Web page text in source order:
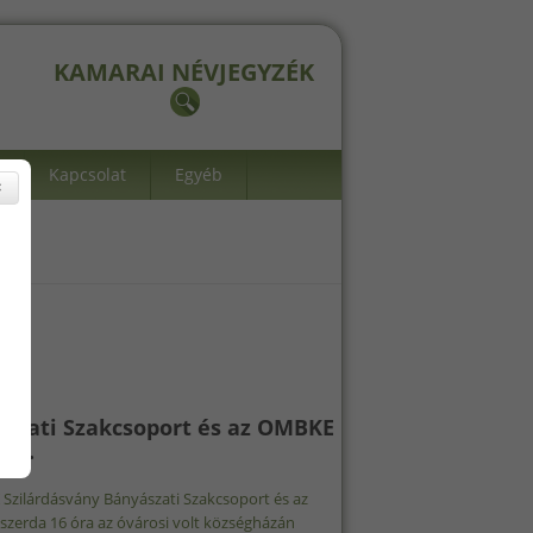
KAMARAI NÉVJEGYZÉK
Kapcsolat Egyéb
Szakcsoport és az OMBKE
Bányászati Szakcsoport és az
16 óra az óvárosi volt községházán